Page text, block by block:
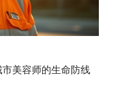
美容师的生命防线